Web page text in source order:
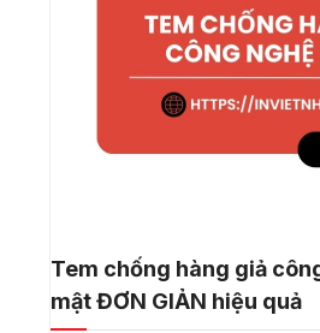
Tem chống hàng giả
mật ĐƠN GIẢN hiệu quả